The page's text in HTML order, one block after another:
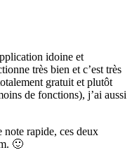
idoine et
très bien et c’est très
gratuit et plutôt
de fonctions), j’ai aussi
rapide, ces deux
🙂